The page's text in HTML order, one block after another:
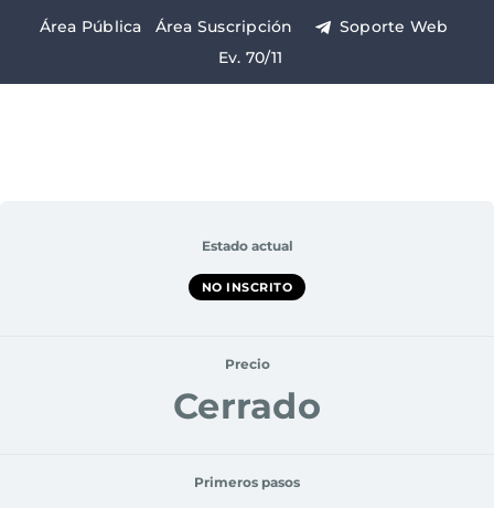
Área Pública Área Suscripción
Soporte Web
Ev. 70/11
Estado actual
NO INSCRITO
Precio
Cerrado
Primeros pasos